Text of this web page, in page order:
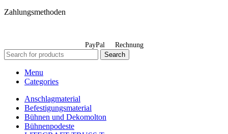
Zahlungsmethoden
PayPal Rechnung
Search
Menu
Categories
Anschlagmaterial
Befestigungsmaterial
Bühnen und Dekomolton
Bühnenpodeste